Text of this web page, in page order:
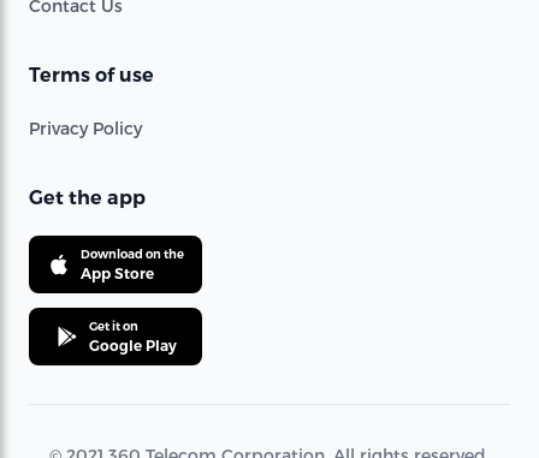
Contact Us
Terms of use
Privacy Policy
Get the app
Download on the
App Store
Get it on
Google Play